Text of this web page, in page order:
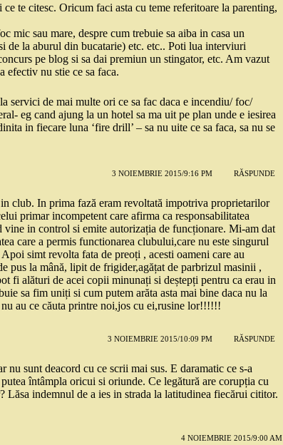
te citesc. Oricum faci asta cu teme referitoare la parenting,
mic sau mare, despre cum trebuie sa aiba in casa un
de la aburul din bucatarie) etc. etc.. Poti lua interviuri
pe blog si sa dai premiun un stingator, etc. Am vazut
efectiv nu stie ce sa faca.
servici de mai multe ori ce sa fac daca e incendiu/ foc/
eg cand ajung la un hotel sa ma uit pe plan unde e iesirea
in fiecare luna ‘fire drill’ – sa nu uite ce sa faca, sa nu se
3 NOIEMBRIE 2015/9:16 PM RĂSPUNDE
club. In prima fază eram revoltată impotriva proprietarilor
primar incompetent care afirma ca responsabilitatea
in control si emite autorizația de funcționare. Mi-am dat
care a permis functionarea clubului,care nu este singurul
simt revolta fata de preoți , acesti oameni care au
pus la mână, lipit de frigider,agățat de parbrizul masinii ,
fi alături de acei copii minunați si deștepți pentru ca erau in
sa fim uniți si cum putem arăta asta mai bine daca nu la
au ce căuta printre noi,jos cu ei,rusine lor!!!!!!
3 NOIEMBRIE 2015/10:09 PM RĂSPUNDE
sunt deacord cu ce scrii mai sus. E daramatic ce s-a
întâmpla oricui si oriunde. Ce legătură are corupția cu
indemnul de a ies in strada la latitudinea fiecărui cititor.
4 NOIEMBRIE 2015/9:00 AM